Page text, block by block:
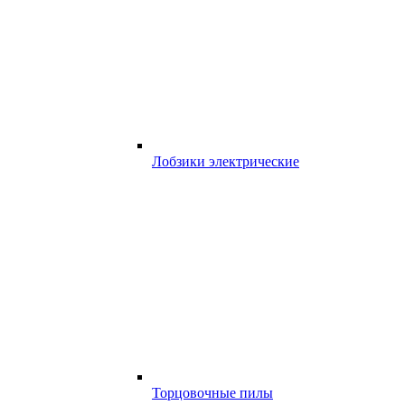
Лобзики электрические
Торцовочные пилы